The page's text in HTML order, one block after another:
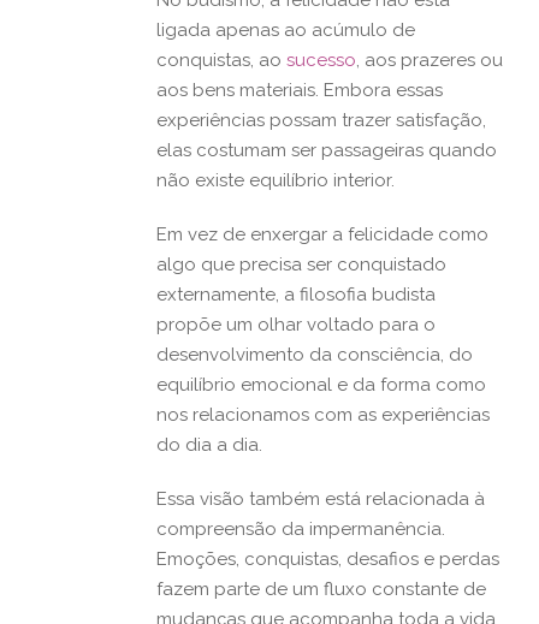
ligada apenas ao acúmulo de
conquistas, ao sucesso , aos prazeres ou
aos bens materiais. Embora essas
experiências possam trazer satisfação,
elas costumam ser passageiras quando
não existe equilíbrio interior.
Em vez de enxergar a felicidade como
algo que precisa ser conquistado
externamente, a filosofia budista
propõe um olhar voltado para o
desenvolvimento da consciência, do
equilíbrio emocional e da forma como
nos relacionamos com as experiências
do dia a dia.
Essa visão também está relacionada à
compreensão da impermanência.
Emoções, conquistas, desafios e perdas
fazem parte de um fluxo constante de
mudanças que acompanha toda a vida.